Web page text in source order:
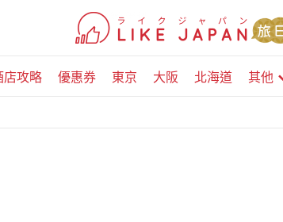
店攻略 優惠券 東京 大阪 北海道 其他